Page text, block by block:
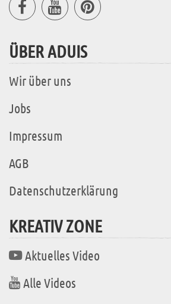
ÜBER ADUIS
Wir über uns
Jobs
Impressum
AGB
Datenschutzerklärung
KREATIV ZONE
Aktuelles Video
Alle Videos